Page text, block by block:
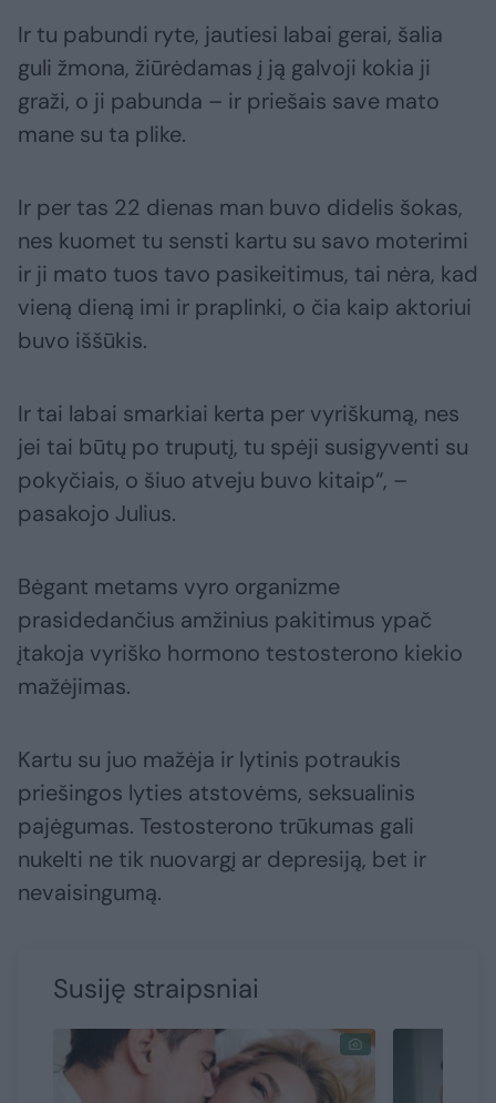
Ir tu pabundi ryte, jautiesi labai gerai, šalia
guli žmona, žiūrėdamas į ją galvoji kokia ji
graži, o ji pabunda – ir priešais save mato
mane su ta plike.
Ir per tas 22 dienas man buvo didelis šokas,
nes kuomet tu sensti kartu su savo moterimi
ir ji mato tuos tavo pasikeitimus, tai nėra, kad
vieną dieną imi ir praplinki, o čia kaip aktoriui
buvo iššūkis.
Ir tai labai smarkiai kerta per vyriškumą, nes
jei tai būtų po truputį, tu spėji susigyventi su
pokyčiais, o šiuo atveju buvo kitaip“, –
pasakojo Julius.
Bėgant metams vyro organizme
prasidedančius amžinius pakitimus ypač
įtakoja vyriško hormono testosterono kiekio
mažėjimas.
Kartu su juo mažėja ir lytinis potraukis
priešingos lyties atstovėms, seksualinis
pajėgumas. Testosterono trūkumas gali
nukelti ne tik nuovargį ar depresiją, bet ir
nevaisingumą.
Susiję straipsniai